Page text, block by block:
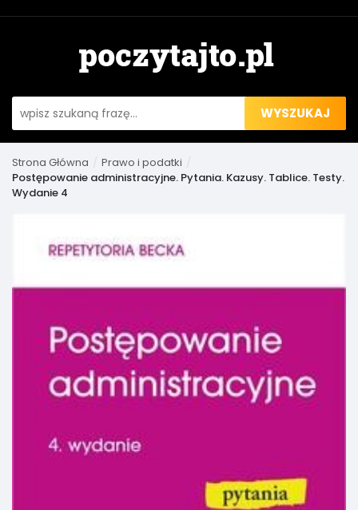
WYSZUKAJ
Strona Główna
Prawo i podatki
Postępowanie administracyjne. Pytania. Kazusy. Tablice. Testy.
Wydanie 4